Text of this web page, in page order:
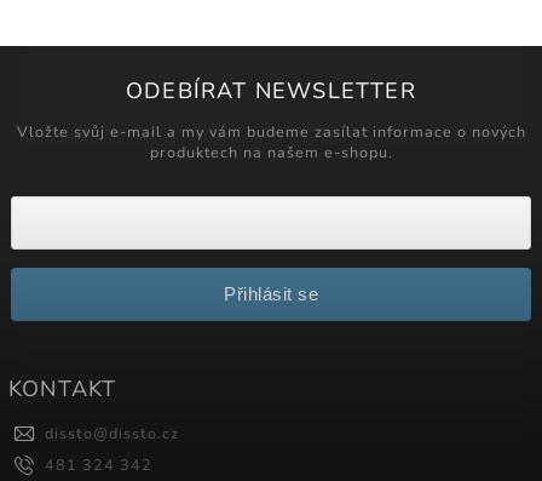
ODEBÍRAT NEWSLETTER
Vložte svůj e-mail a my vám budeme zasílat informace o nových
produktech na našem e-shopu.
Přihlásit se
KONTAKT
dissto@dissto.cz
481 324 342